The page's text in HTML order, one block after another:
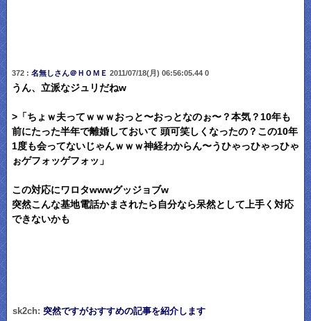
372 : 名無しさん＠ＨＯＭＥ 2011/07/18(月) 06:56:05.44 0
うん、立派なジュリだねw
>「ちょｗ夫ってｗｗｗおっと〜おっとなのぉ〜？本気？10年も
前にたった半年で離婚しておいて 頭可笑しくなったの？この10年
1度も会ってないじゃんｗｗｗ神経わからん〜うひゃっひゃっひゃ
ぉゲフォッゲフォッ」
この対応にワロタwwwグッジョブw
突然こんな基地電話かまされたら自分なら呆然として上手く対応
できないかも
sk2ch: 突然ですがおすすめの記事を紹介します